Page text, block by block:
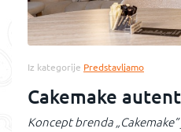
Iz kategorije Predstavljamo
Cakemake
Koncept brenda